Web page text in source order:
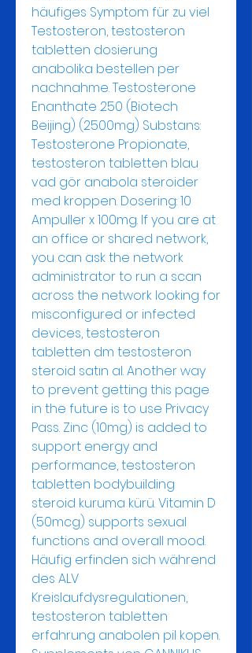
häufiges Symptom für zu viel
Testosteron, testosteron
tabletten dosierung
anabolika bestellen per
nachnahme. Testosterone
Enanthate 250 (Biotech
Beijing) (2500mg) Substans:
Testosterone Propionate,
testosteron tabletten blau
vad gör anabola steroider
med kroppen. Dosering: 10
Ampuller x 100mg. If you are at
an office or shared network,
you can ask the network
administrator to run a scan
across the network looking for
misconfigured or infected
devices, testosteron
tabletten dm testosteron
steroid satın al. Another way
to prevent getting this page
in the future is to use Privacy
Pass. Zinc (10mg) is added to
support energy and
performance, testosteron
tabletten bodybuilding
steroid kuruma kürü. Vitamin D
(50mcg) supports sexual
functions and overall mood.
Häufig erfinden sich während
des ALV
Kreislaufdysregulationen,
testosteron tabletten
erfahrung anabolen pil kopen.